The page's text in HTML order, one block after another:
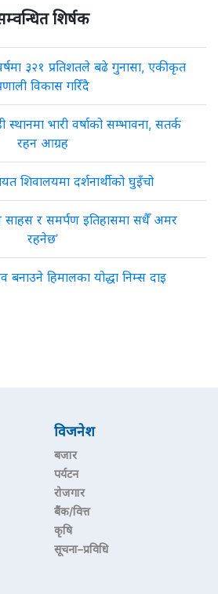
शिर्षक
३२१ प्रतिशतले बढे गुनासा, एकीकृत
विकास गरिँदै
भारी वर्षाको सम्भावना, सतर्क
रहन आग्रह
शिवालयमा दर्शनार्थीको घुइँचो
साहस र समर्पण इतिहासमा सधैँ अमर
रहनेछ’
हिमालका योद्धा निम्स दाइ
विजनेश
बजार
पर्यटन
रोजगार
बैंक/वित्त
कृषि
सूचना–प्रविधि